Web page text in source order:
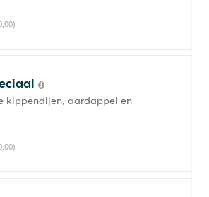
kippendijen, aardappel en